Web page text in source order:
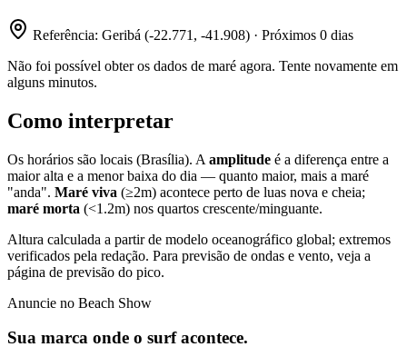
Referência: Geribá (-22.771 , -41.908) · Próximos 0 dias
Não foi possível obter os dados de maré agora. Tente novamente em
alguns minutos.
Como interpretar
Os horários são locais (Brasília). A amplitude é a diferença entre a
maior alta e a menor baixa do dia — quanto maior, mais a maré
"anda". Maré viva (≥2m) acontece perto de luas nova e cheia;
maré morta (<1.2m) nos quartos crescente/minguante.
Altura calculada a partir de modelo oceanográfico global; extremos
verificados pela redação. Para previsão de ondas e vento, veja a
página de previsão do pico.
Anuncie no Beach Show
Sua marca onde o surf acontece.